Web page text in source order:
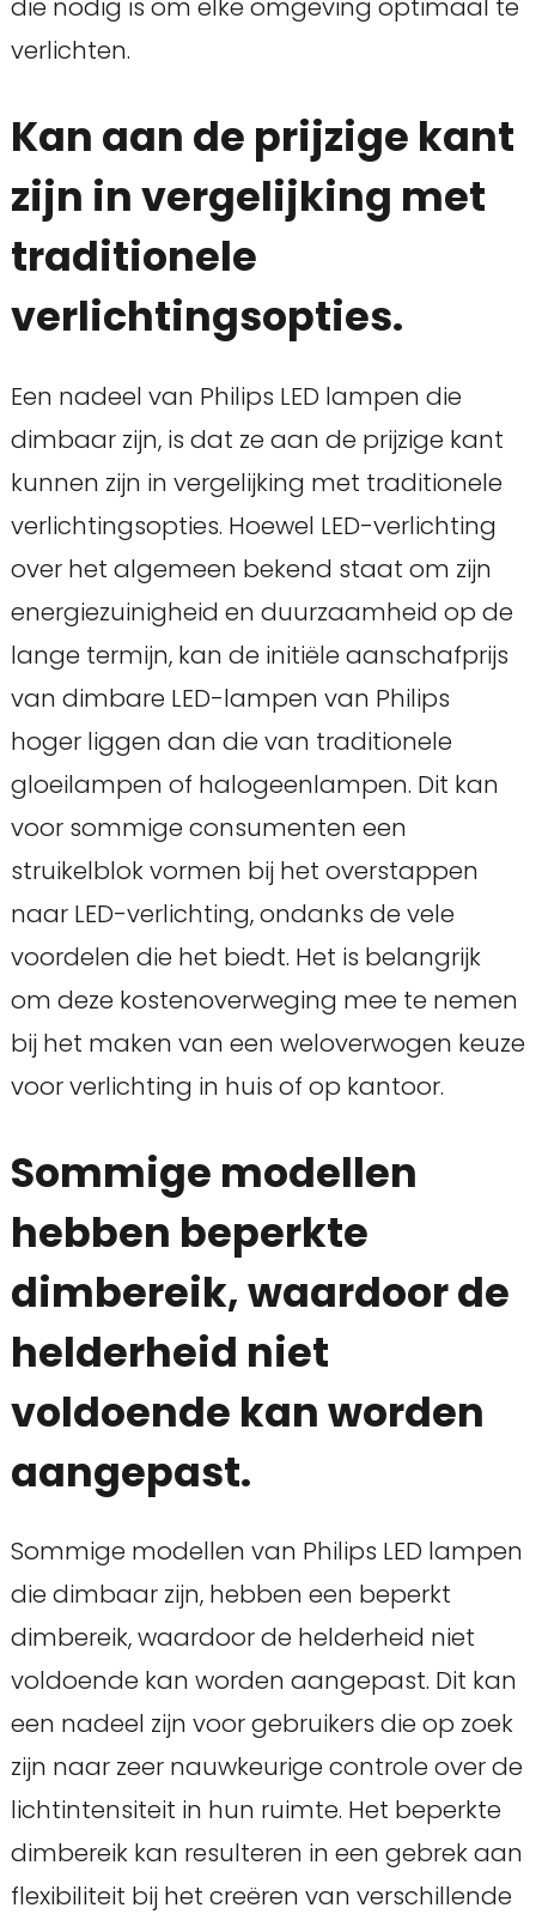
die nodig is om elke omgeving optimaal te
verlichten.
Kan aan de prijzige kant
zijn in vergelijking met
traditionele
verlichtingsopties.
Een nadeel van Philips LED lampen die
dimbaar zijn, is dat ze aan de prijzige kant
kunnen zijn in vergelijking met traditionele
verlichtingsopties. Hoewel LED-verlichting
over het algemeen bekend staat om zijn
energiezuinigheid en duurzaamheid op de
lange termijn, kan de initiële aanschafprijs
van dimbare LED-lampen van Philips
hoger liggen dan die van traditionele
gloeilampen of halogeenlampen. Dit kan
voor sommige consumenten een
struikelblok vormen bij het overstappen
naar LED-verlichting, ondanks de vele
voordelen die het biedt. Het is belangrijk
om deze kostenoverweging mee te nemen
bij het maken van een weloverwogen keuze
voor verlichting in huis of op kantoor.
Sommige modellen
hebben beperkte
dimbereik, waardoor de
helderheid niet
voldoende kan worden
aangepast.
Sommige modellen van Philips LED lampen
die dimbaar zijn, hebben een beperkt
dimbereik, waardoor de helderheid niet
voldoende kan worden aangepast. Dit kan
een nadeel zijn voor gebruikers die op zoek
zijn naar zeer nauwkeurige controle over de
lichtintensiteit in hun ruimte. Het beperkte
dimbereik kan resulteren in een gebrek aan
flexibiliteit bij het creëren van verschillende